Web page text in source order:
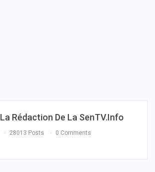
La Rédaction De La SenTV.info
28013 Posts 0 Comments